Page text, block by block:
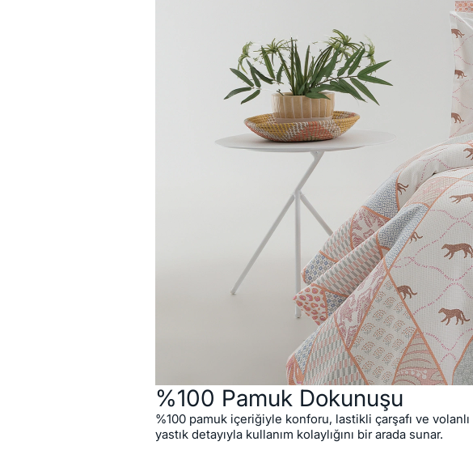
%100 Pamuk Dokunuşu
%100 pamuk içeriğiyle konforu, lastikli çarşafı ve volanlı
yastık detayıyla kullanım kolaylığını bir arada sunar.